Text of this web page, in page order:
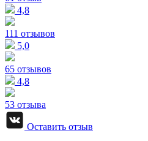
4,8
111 отзывов
5,0
65 отзывов
4,8
53 отзыва
Оставить отзыв